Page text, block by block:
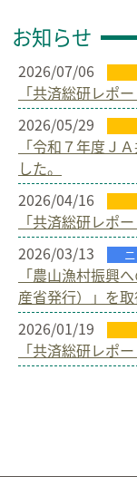
お知らせ
2026/07/06
「共済総研レポ
2026/05/29
「令和７年度Ｊ
した。
2026/04/16
「共済総研レポ
2026/03/13
「農山漁村振興
産省発行）」を取
2026/01/19
「共済総研レポ